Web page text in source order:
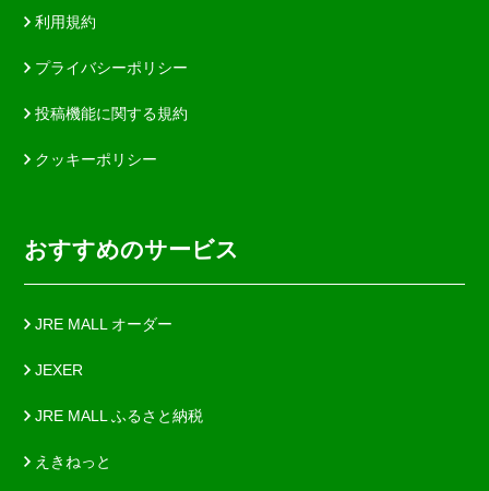
利用規約
プライバシーポリシー
投稿機能に関する規約
クッキーポリシー
おすすめのサービス
JRE MALL オーダー
JEXER
JRE MALL ふるさと納税
えきねっと